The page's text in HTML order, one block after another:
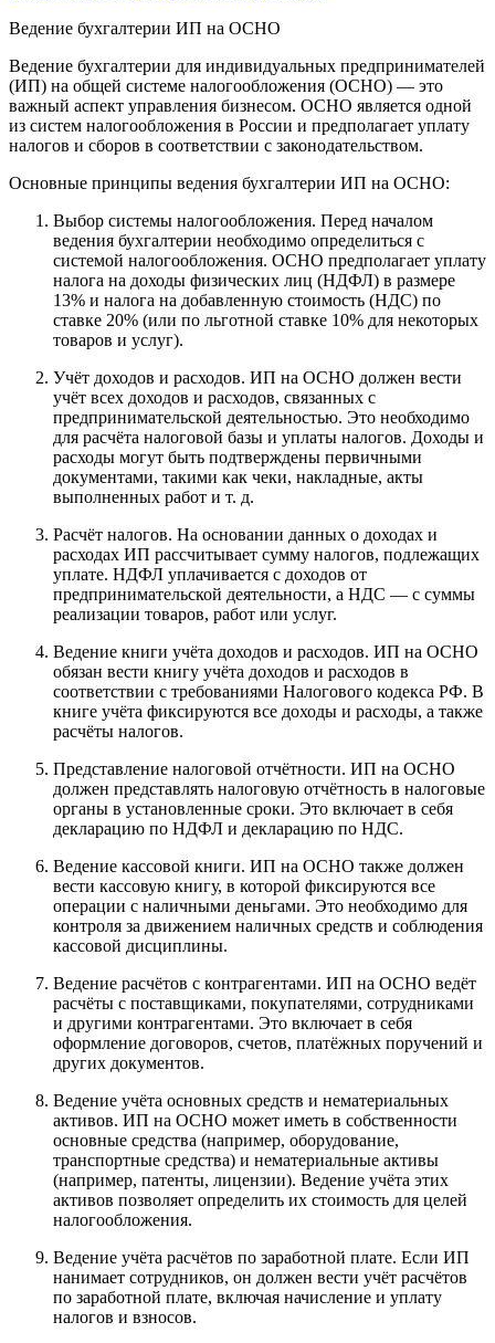
Ведение бухгалтерии ИП на ОСНО
Ведение бухгалтерии для индивидуальных предпринимателей
(ИП) на общей системе налогообложения (ОСНО) — это
важный аспект управления бизнесом. ОСНО является одной
из систем налогообложения в России и предполагает уплату
налогов и сборов в соответствии с законодательством.
Основные принципы ведения бухгалтерии ИП на ОСНО:
Выбор системы налогообложения. Перед началом
ведения бухгалтерии необходимо определиться с
системой налогообложения. ОСНО предполагает уплату
налога на доходы физических лиц (НДФЛ) в размере
13% и налога на добавленную стоимость (НДС) по
ставке 20% (или по льготной ставке 10% для некоторых
товаров и услуг).
Учёт доходов и расходов. ИП на ОСНО должен вести
учёт всех доходов и расходов, связанных с
предпринимательской деятельностью. Это необходимо
для расчёта налоговой базы и уплаты налогов. Доходы и
расходы могут быть подтверждены первичными
документами, такими как чеки, накладные, акты
выполненных работ и т. д.
Расчёт налогов. На основании данных о доходах и
расходах ИП рассчитывает сумму налогов, подлежащих
уплате. НДФЛ уплачивается с доходов от
предпринимательской деятельности, а НДС — с суммы
реализации товаров, работ или услуг.
Ведение книги учёта доходов и расходов. ИП на ОСНО
обязан вести книгу учёта доходов и расходов в
соответствии с требованиями Налогового кодекса РФ. В
книге учёта фиксируются все доходы и расходы, а также
расчёты налогов.
Представление налоговой отчётности. ИП на ОСНО
должен представлять налоговую отчётность в налоговые
органы в установленные сроки. Это включает в себя
декларацию по НДФЛ и декларацию по НДС.
Ведение кассовой книги. ИП на ОСНО также должен
вести кассовую книгу, в которой фиксируются все
операции с наличными деньгами. Это необходимо для
контроля за движением наличных средств и соблюдения
кассовой дисциплины.
Ведение расчётов с контрагентами. ИП на ОСНО ведёт
расчёты с поставщиками, покупателями, сотрудниками
и другими контрагентами. Это включает в себя
оформление договоров, счетов, платёжных поручений и
других документов.
Ведение учёта основных средств и нематериальных
активов. ИП на ОСНО может иметь в собственности
основные средства (например, оборудование,
транспортные средства) и нематериальные активы
(например, патенты, лицензии). Ведение учёта этих
активов позволяет определить их стоимость для целей
налогообложения.
Ведение учёта расчётов по заработной плате. Если ИП
нанимает сотрудников, он должен вести учёт расчётов
по заработной плате, включая начисление и уплату
налогов и взносов.